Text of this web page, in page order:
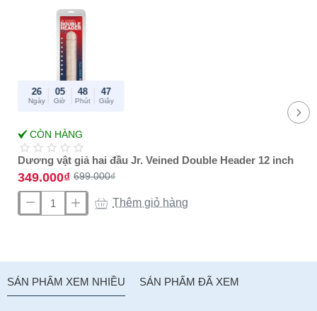
Best Amazon
reviews
26
Ngày
05
Giờ
48
Phút
47
Giây
CÒN HÀNG
Dương vật giả hai đầu Jr. Veined Double Header 12 inch
349.000₫ 699.000₫
Jr.
Thêm giỏ hàng
SẢN PHẨM XEM NHIỀU SẢN PHẨM ĐÃ XEM